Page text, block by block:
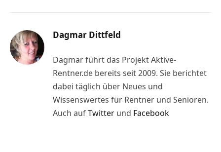
Dagmar Dittfeld
Dagmar führt das Projekt Aktive-
Rentner.de bereits seit 2009. Sie berichtet
dabei täglich über Neues und
Wissenswertes für Rentner und Senioren.
Auch aufTwitter und Facebook